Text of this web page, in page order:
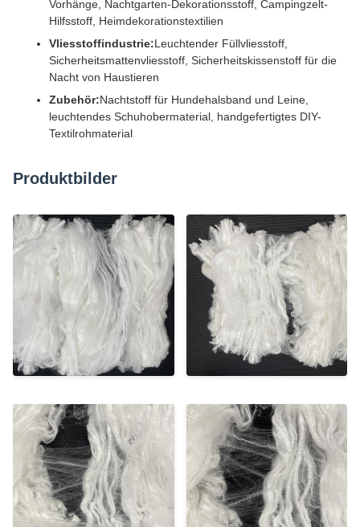
Vorhänge, Nachtgarten-Dekorationsstoff, Campingzelt-
Hilfsstoff, Heimdekorationstextilien
Vliesstoffindustrie:Leuchtender Füllvliesstoff,
Sicherheitsmattenvliesstoff, Sicherheitskissenstoff für die
Nacht von Haustieren
Zubehör:Nachtstoff für Hundehalsband und Leine,
leuchtendes Schuhobermaterial, handgefertigtes DIY-
Textilrohmaterial
Produktbilder